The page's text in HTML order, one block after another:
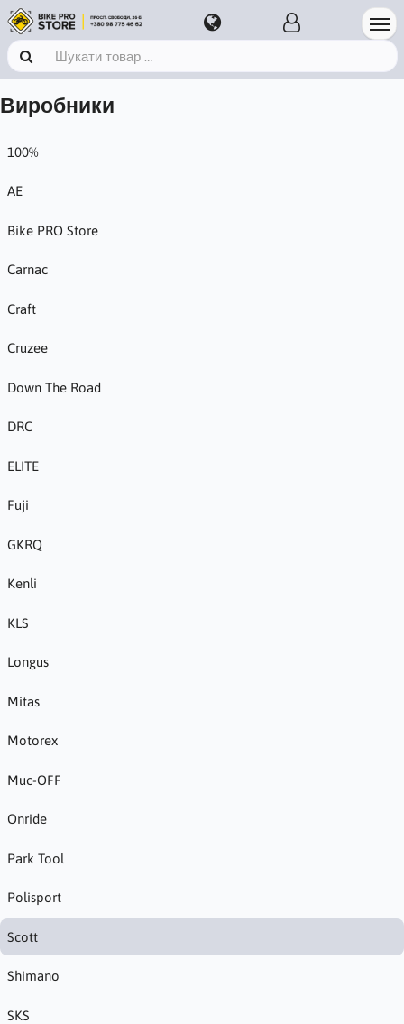
Виробники
100%
AE
Bike PRO Store
Carnac
Craft
Cruzee
Down The Road
DRC
ELITE
Fuji
GKRQ
Kenli
KLS
Longus
Mitas
Motorex
Muc-OFF
Onride
Park Tool
Polisport
Scott
Shimano
SKS